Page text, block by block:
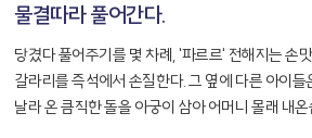
물결따라 풀어간다.
당겼다 풀어주기를 몇 차례, '파르르' 전해지는 손
갈라리를 즉석에서 손질한다. 그 옆에 다른 아이
날라 온 큼직한 돌을 아궁이 삼아 어머니 몰래 내